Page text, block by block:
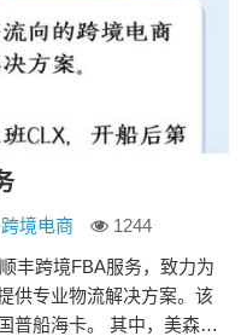
跨境电商
1244
丰跨境FBA服务，致力为
供专业物流解决方案。该
普船海卡。 其中，美森限